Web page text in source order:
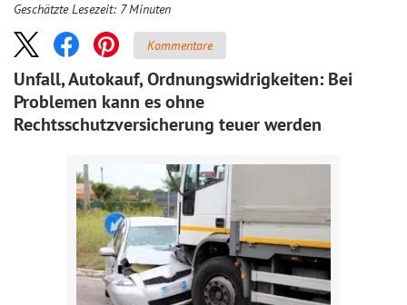
Geschätzte Lesezeit: 7 Minuten
Kommentare
Unfall, Autokauf, Ordnungswidrigkeiten: Bei
Problemen kann es ohne
Rechtsschutzversicherung teuer werden